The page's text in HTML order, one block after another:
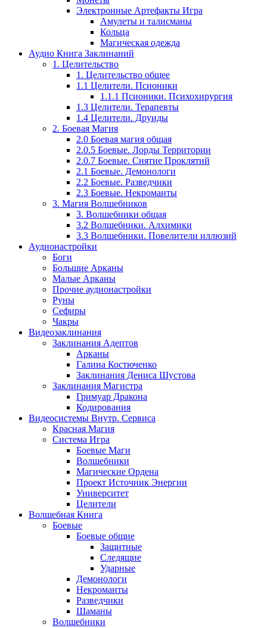
Электронные Артефакты Игра
Амулеты и талисманы
Кольца
Магическая одежда
Аудио Книга Заклинаний
1. Целительство
1. Целительство общее
1.1 Целители. Псионики
1.1.1 Псионики. Психохирургия
1.3 Целители. Терапевты
1.4 Целители. Друиды
2. Боевая Магия
2.0 Боевая магия общая
2.0.5 Боевые. Лорды Территории
2.0.7 Боевые. Снятие Проклятий
2.1 Боевые. Демонологи
2.2 Боевые. Разведчики
2.3 Боевые. Некроманты
3. Магия Волшебников
3. Волшебники общая
3.2 Волшебники. Алхимики
3.3 Волшебники. Повелители иллюзий
Аудионастройки
Боги
Большие Арканы
Малые Арканы
Прочие аудионастройки
Руны
Сефиры
Чакры
Видеозаклинания
Заклинания Адептов
Арканы
Галина Костюченко
Заклинания Дениса Шустова
Заклинания Магистра
Гримуар Дракона
Кодирования
Видеосистемы Внутр. Сервиса
Красная Магия
Система Игра
Боевые Маги
Волшебники
Магические Ордена
Проект Источник Энергии
Университет
Целители
Волшебная Книга
Боевые
Боевые общие
Защитные
Следящие
Ударные
Демонологи
Некроманты
Разведчики
Шаманы
Волшебники